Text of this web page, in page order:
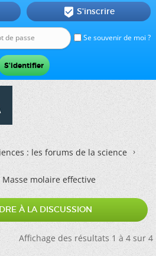
Se souvenir de moi ?
 S'inscrire
: les forums de la science
molaire effective
À LA DISCUSSION
Affichage des résultats 1 à 4 sur 4